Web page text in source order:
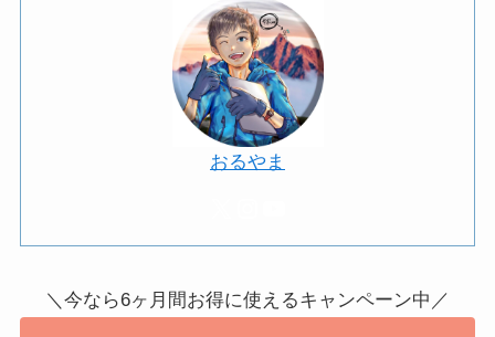
おるやま
＼今なら6ヶ月間お得に使えるキャンペーン中／